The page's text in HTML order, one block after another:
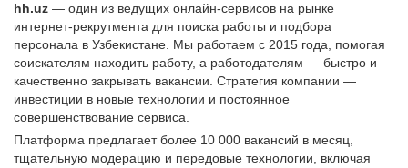
hh.uz — один из ведущих онлайн-сервисов на рынке
интернет-рекрутмента для поиска работы и подбора
персонала в Узбекистане. Мы работаем с 2015 года, помогая
соискателям находить работу, а работодателям — быстро и
качественно закрывать вакансии. Стратегия компании —
инвестиции в новые технологии и постоянное
совершенствование сервиса.
Платформа предлагает более 10 000 вакансий в месяц,
тщательную модерацию и передовые технологии, включая